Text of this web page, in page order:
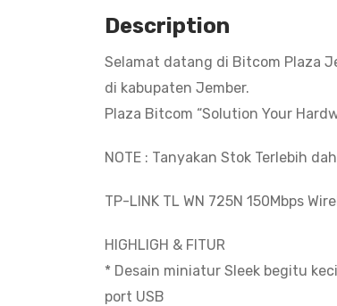
Description
Selamat datang di Bitcom Plaza
di kabupaten Jember.
Plaza Bitcom “Solution Your
NOTE : Tanyakan Stok Terlebih
TP-LINK TL WN 725N 150Mbps
HIGHLIGH & FITUR
* Desain miniatur Sleek begitu
port USB